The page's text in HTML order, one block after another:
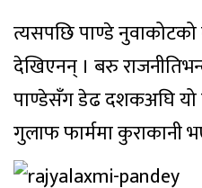
त्यसपछि पाण्डे
देखिएनन् । बरु
पाण्डेसँग डेढ दशकअघि यो
गुलाफ फार्ममा कुराकानी